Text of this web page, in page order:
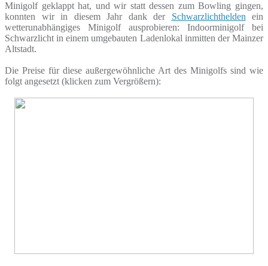
Minigolf geklappt hat, und wir statt dessen zum Bowling gingen,
konnten wir in diesem Jahr dank der Schwarzlichthelden ein
wetterunabhängiges Minigolf ausprobieren: Indoorminigolf bei
Schwarzlicht in einem umgebauten Ladenlokal inmitten der Mainzer
Altstadt.
Die Preise für diese außergewöhnliche Art des Minigolfs sind wie
folgt angesetzt (klicken zum Vergrößern):